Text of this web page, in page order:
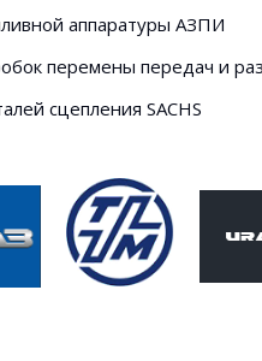
аппаратуры АЗПИ
перемены передач и
сцепления SACHS